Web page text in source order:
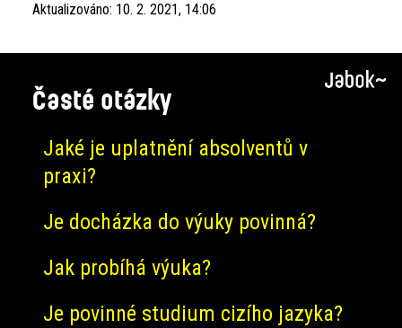
Aktualizováno: 10. 2. 2021, 14:06
Časté otázky
Jaké je uplatnění absolventů v
praxi?
Je docházka do výuky povinná?
Jak probíhá výuka?
Je povinné studium cizího jazyka?